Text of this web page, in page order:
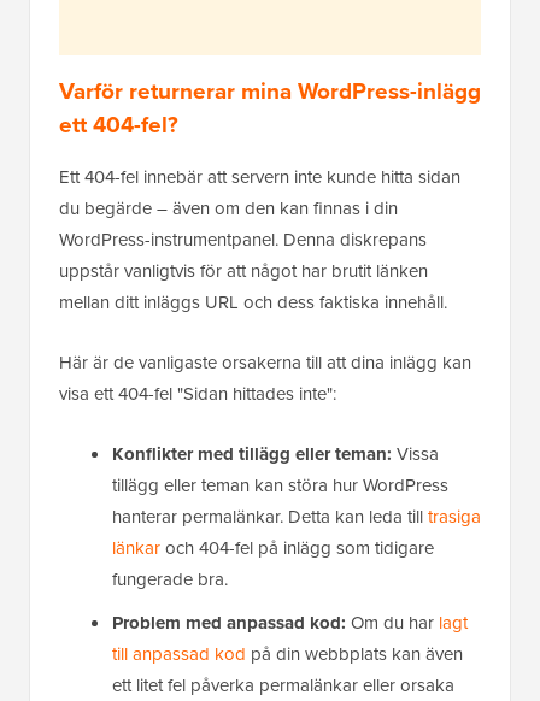
Varför returnerar mina WordPress-inlägg
ett 404-fel?
Ett 404-fel innebär att servern inte kunde hitta sidan
du begärde – även om den kan finnas i din
WordPress-instrumentpanel. Denna diskrepans
uppstår vanligtvis för att något har brutit länken
mellan ditt inläggs URL och dess faktiska innehåll.
Här är de vanligaste orsakerna till att dina inlägg kan
visa ett 404-fel "Sidan hittades inte":
Konflikter med tillägg eller teman: Vissa
tillägg eller teman kan störa hur WordPress
hanterar permalänkar. Detta kan leda tilltrasiga
länkaroch 404-fel på inlägg som tidigare
fungerade bra.
Problem med anpassad kod: Om du har lagt
till anpassad kod på din webbplats kan även
ett litet fel påverka permalänkar eller orsaka